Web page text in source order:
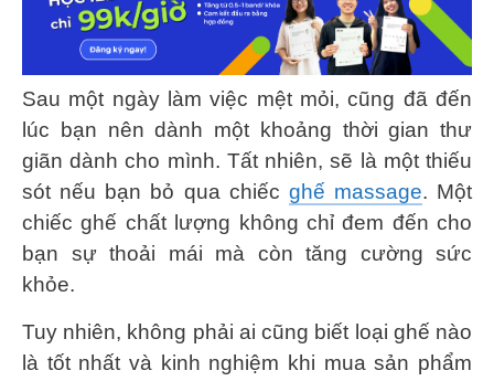
Sau một ngày làm việc mệt mỏi, cũng đã đến
lúc bạn nên dành một khoảng thời gian thư
giãn dành cho mình. Tất nhiên, sẽ là một thiếu
sót nếu bạn bỏ qua chiếc ghế massage. Một
chiếc ghế chất lượng không chỉ đem đến cho
bạn sự thoải mái mà còn tăng cường sức
khỏe.
Tuy nhiên, không phải ai cũng biết loại ghế nào
là tốt nhất và kinh nghiệm khi mua sản phẩm